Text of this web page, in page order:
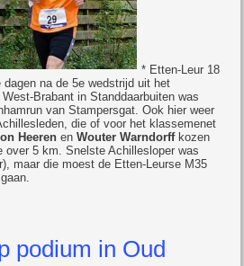
* Etten-Leur 18
na de 5e wedstrijd uit het
Brabant in Standdaarbuiten was
van Stampersgat. Ook hier weer
die of voor het klassemenet
Heeren enWouter Warndorffkozen
over 5 km. Snelste Achillesloper was
maar die moest de Etten-Leurse M35
podium in Oud